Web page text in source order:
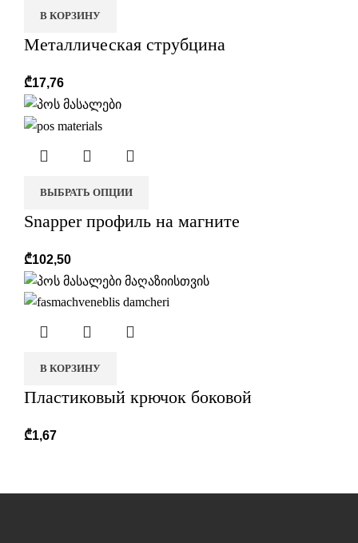
В КОРЗИНУ
Металлическая струбцина
₾17,76
ВЫБРАТЬ ОПЦИИ
Snapper профиль на магните
₾102,50
В КОРЗИНУ
Пластиковый крючок боковой
₾1,67